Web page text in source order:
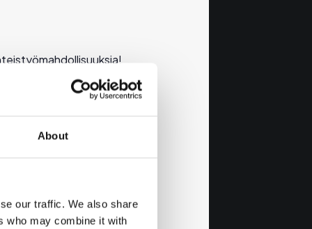
About
our traffic. We also share
who may combine it with